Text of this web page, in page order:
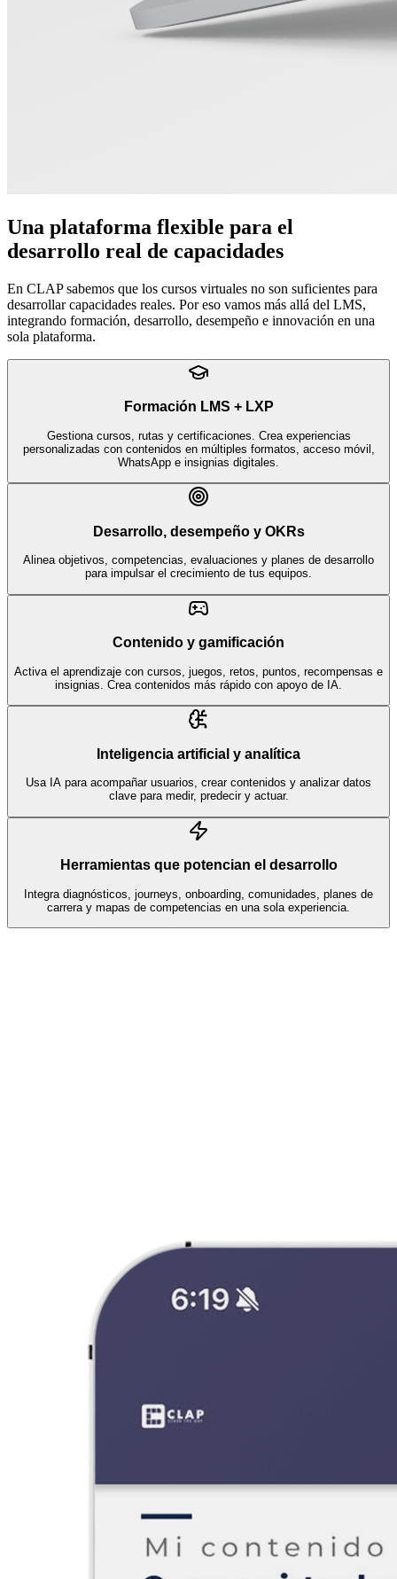
Una plataforma flexible para el
desarrollo real de capacidades
En CLAP sabemos que los cursos virtuales no son suficientes para
desarrollar capacidades reales. Por eso vamos más allá del LMS,
integrando formación, desarrollo, desempeño e innovación en una
sola plataforma.
Formación LMS + LXP
Gestiona cursos, rutas y certificaciones. Crea experiencias
personalizadas con contenidos en múltiples formatos, acceso móvil,
WhatsApp e insignias digitales.
Desarrollo, desempeño y OKRs
Alinea objetivos, competencias, evaluaciones y planes de desarrollo
para impulsar el crecimiento de tus equipos.
Contenido y gamificación
Activa el aprendizaje con cursos, juegos, retos, puntos, recompensas e
insignias. Crea contenidos más rápido con apoyo de IA.
Inteligencia artificial y analítica
Usa IA para acompañar usuarios, crear contenidos y analizar datos
clave para medir, predecir y actuar.
Herramientas que potencian el desarrollo
Integra diagnósticos, journeys, onboarding, comunidades, planes de
carrera y mapas de competencias en una sola experiencia.